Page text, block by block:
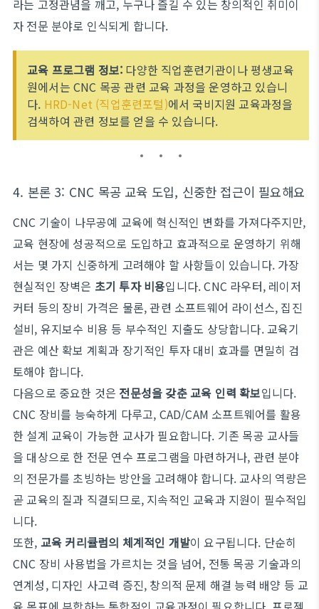
라는 고정관념을 깨고, 누구나 즐길 수 있는 창의적인 취미이
자 전문 분야로 인식되게 합니다.
교육 프로그램 정보: 다양한 직업훈련기관이나 평생교육
원에서는 CNC 목공 관련 교육 과정을 운영하고 있습니
다. HRD-Net (직업훈련포털)에서 국비지원 교육과정을
검색하여 관련 정보를 얻을 수 있습니다.
4. 본론 3: CNC 목공 교육 도입, 신중한 접근이 필요해요
CNC 기술이 나무공예 교육에 혁신적인 변화를 가져다주지만,
교육 현장에 성공적으로 도입하고 효과적으로 운영하기 위해
서는 몇 가지 신중하게 고려해야 할 사항들이 있습니다. 가장
현실적인 장벽은 초기 투자 비용입니다. CNC 라우터, 레이저
커터 등의 장비 가격은 물론, 관련 소프트웨어 라이선스, 집진
설비, 유지보수 비용 등 부수적인 지출도 상당합니다. 교육기
관은 예산 확보 계획과 장기적인 투자 대비 효과를 면밀히 검
토해야 합니다.
다음으로 중요한 것은 전문성을 갖춘 교육 인력 확보입니다.
CNC 장비를 능숙하게 다루고, CAD/CAM 소프트웨어를 활용
한 설계 교육이 가능한 교사가 필요합니다. 기존 목공 교사들
을 대상으로 한 전문 연수 프로그램을 마련하거나, 관련 분야
의 전문가를 초빙하는 방안을 고려해야 합니다. 교사의 역량은
곧 교육의 질과 직결되므로, 지속적인 교육과 지원이 필수적입
니다.
또한, 교육 커리큘럼의 체계적인 개발이 요구됩니다. 단순히
CNC 장비 사용법을 가르치는 것을 넘어, 전통 목공 기술과의
연계성, 디자인 사고력 증진, 창의적 문제 해결 능력 배양 등 교